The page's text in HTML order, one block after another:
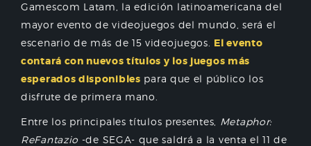
Gamescom Latam, la edición latinoamericana del
mayor evento de videojuegos del mundo, será el
escenario de más de 15 videojuegos. El evento
contará con nuevos títulos y los juegos más
esperados disponibles para que el público los
disfrute de primera mano.
Entre los principales títulos presentes, Metaphor:
ReFantazio -de SEGA- que saldrá a la venta el 11 de